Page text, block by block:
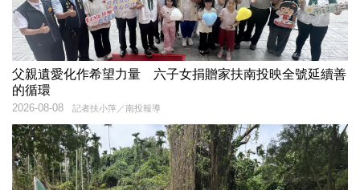
父親遺愛化作希望力量 六子女捐贈家扶南投映全號延續善
的循環
記者扶小萍／南投報導
2026-08-08